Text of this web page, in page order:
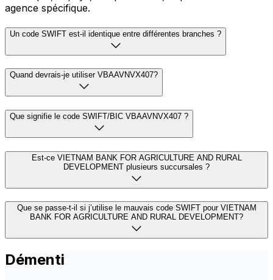
agence spécifique.
Un code SWIFT est-il identique entre différentes branches ?
Quand devrais-je utiliser VBAAVNVX407?
Que signifie le code SWIFT/BIC VBAAVNVX407 ?
Est-ce VIETNAM BANK FOR AGRICULTURE AND RURAL
DEVELOPMENT plusieurs succursales ?
Que se passe-t-il si j’utilise le mauvais code SWIFT pour VIETNAM
BANK FOR AGRICULTURE AND RURAL DEVELOPMENT?
Démenti